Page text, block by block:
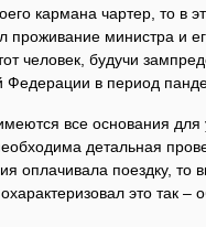
кармана чартер, то в
проживание министра и
человек, будучи
Федерации в период
все основания для
детальная
оплачивала поездку, то
это так